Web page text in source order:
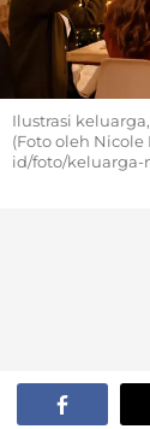
Ilustrasi
(Foto oleh
id/foto/keluarga-